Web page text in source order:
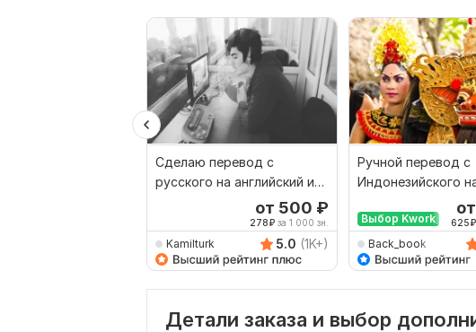
Сделаю перевод с
русского на английский и
от 500 ₽
278₽за 1 000 зн.
Kamilturk 5.0 (1K+)
Ручной перевод с
Индонезийского
Русский и
Выбор Kwork 625₽
Back_book
Детали заказа и выбор